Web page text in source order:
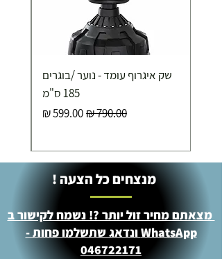
שק איגרוף עומד - נוער /בוגרים
185 ס"מ
מחיר רגילמחיר מבצע
מנצחים כל הצעה !
מצאתם מחיר זול יותר ?! נשמח לקישור ב
WhatsApp ונדאג שתשלמו פחות -
046722171